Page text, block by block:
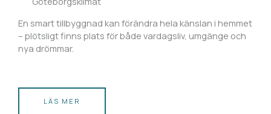
En smart tillbyggnad kan förändra hela känslan i hemmet
– plötsligt finns plats för både vardagsliv, umgänge och
nya drömmar.
LÄS MER